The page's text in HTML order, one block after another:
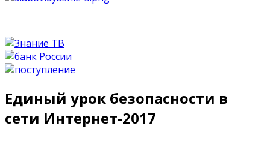
Единый урок безопасности в
сети Интернет-2017